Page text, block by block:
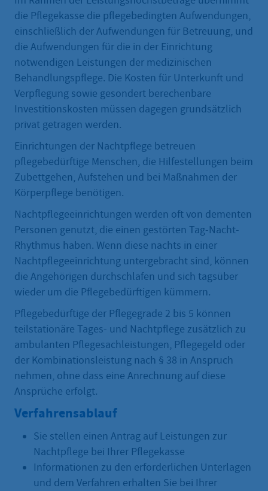
die Pflegekasse die pflegebedingten Aufwendungen,
einschließlich der Aufwendungen für Betreuung, und
die Aufwendungen für die in der Einrichtung
notwendigen Leistungen der medizinischen
Behandlungspflege. Die Kosten für Unterkunft und
Verpflegung sowie gesondert berechenbare
Investitionskosten müssen dagegen grundsätzlich
privat getragen werden.
Einrichtungen der Nachtpflege betreuen
pflegebedürftige Menschen, die Hilfestellungen beim
Zubettgehen, Aufstehen und bei Maßnahmen der
Körperpflege benötigen.
Nachtpflegeeinrichtungen werden oft von dementen
Personen genutzt, die einen gestörten Tag-Nacht-
Rhythmus haben. Wenn diese nachts in einer
Nachtpflegeeinrichtung untergebracht sind, können
die Angehörigen durchschlafen und sich tagsüber
wieder um die Pflegebedürftigen kümmern.
Pflegebedürftige der Pflegegrade 2 bis 5 können
teilstationäre Tages- und Nachtpflege zusätzlich zu
ambulanten Pflegesachleistungen, Pflegegeld oder
der Kombinationsleistung nach § 38 in Anspruch
nehmen, ohne dass eine Anrechnung auf diese
Ansprüche erfolgt.
Verfahrensablauf
Sie stellen einen Antrag auf Leistungen zur
Nachtpflege bei Ihrer Pflegekasse
Informationen zu den erforderlichen Unterlagen
und dem Verfahren erhalten Sie bei Ihrer